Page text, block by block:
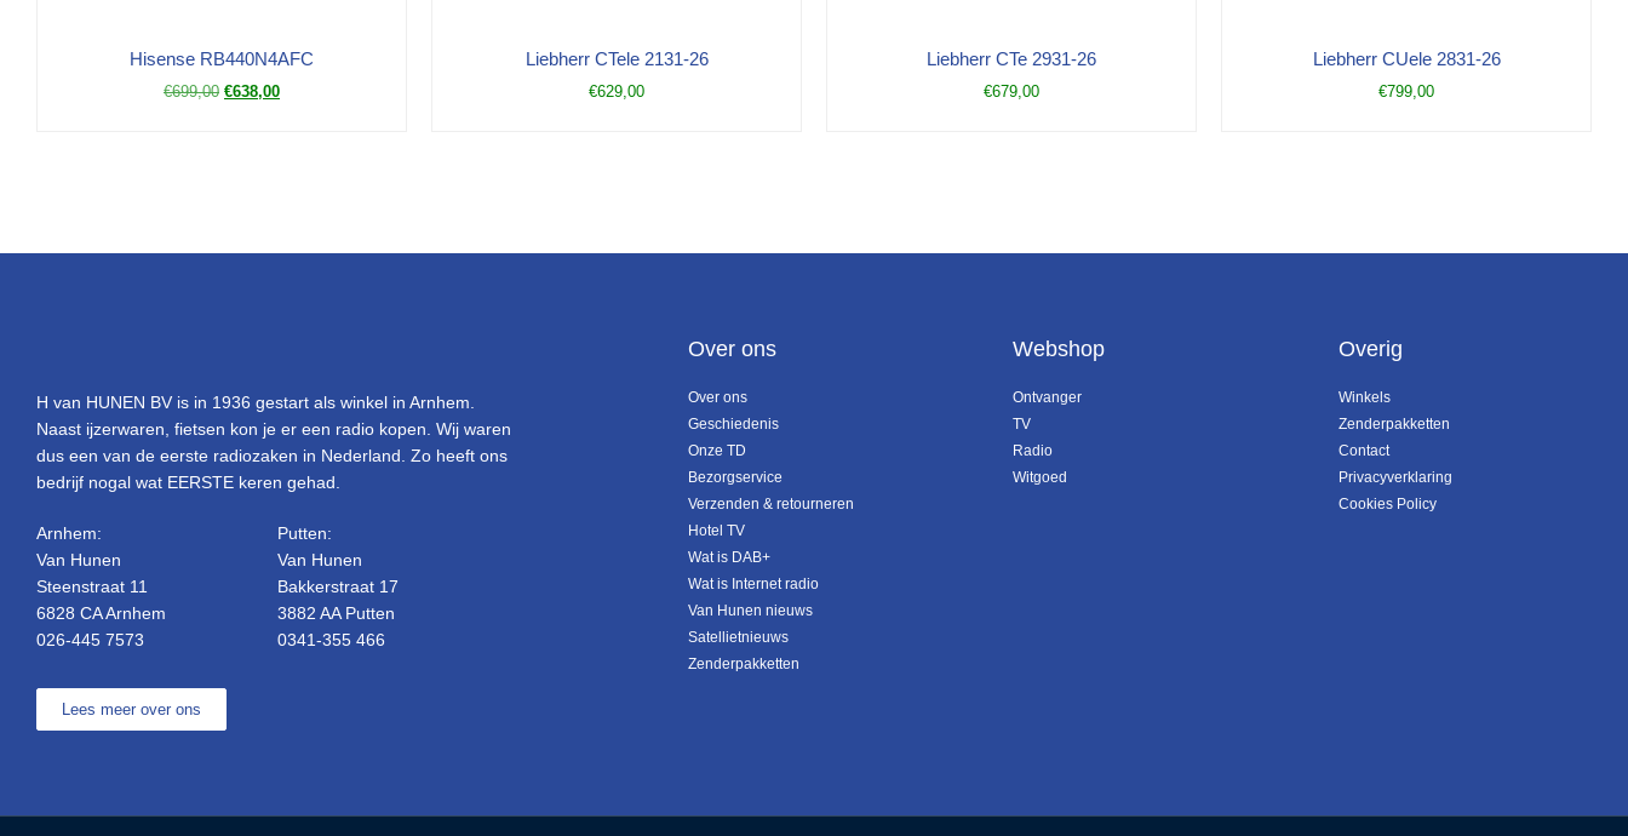
Hisense RB440N4AFC
€699,00 €638,00
Liebherr CTele 2131-26
€629,00
Liebherr CTe 2931-26
€679,00
Liebherr CUele 2831-26
€799,00
H van HUNEN BV is in 1936 gestart als winkel in Arnhem.
Naast ijzerwaren, fietsen kon je er een radio kopen. Wij waren
dus een van de eerste radiozaken in Nederland. Zo heeft ons
bedrijf nogal wat EERSTE keren gehad.
Arnhem:
Van Hunen
Steenstraat 11
6828 CA Arnhem
026-445 7573
Putten:
Van Hunen
Bakkerstraat 17
3882 AA Putten
0341-355 466
Lees meer over ons
Over ons
Over ons
Geschiedenis
Onze TD
Bezorgservice
Verzenden & retourneren
Hotel TV
Wat is DAB+
Wat is Internet radio
Van Hunen nieuws
Satellietnieuws
Zenderpakketten
Webshop
Ontvanger
TV
Radio
Witgoed
Overig
Winkels
Zenderpakketten
Contact
Privacyverklaring
Cookies Policy